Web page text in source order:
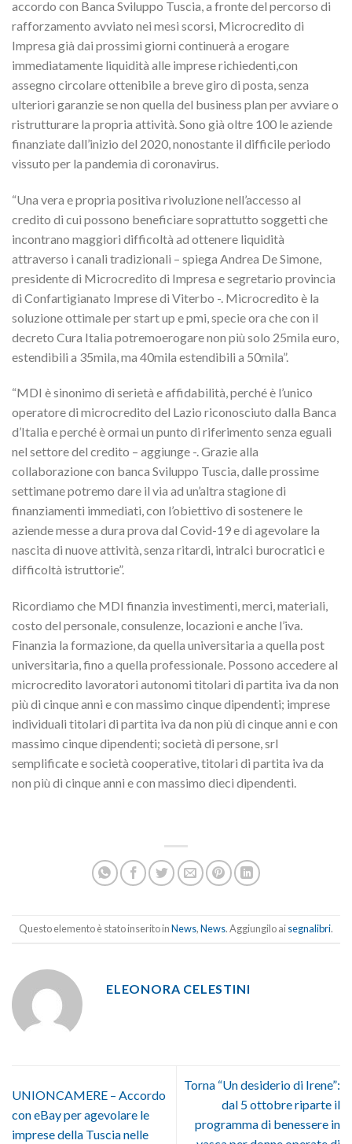
accordo con Banca Sviluppo Tuscia, a fronte del percorso di
rafforzamento avviato nei mesi scorsi, Microcredito di
Impresa già dai prossimi giorni continuerà a erogare
immediatamente liquidità alle imprese richiedenti,con
assegno circolare ottenibile a breve giro di posta, senza
ulteriori garanzie se non quella del business plan per avviare o
ristrutturare la propria attività. Sono già oltre 100 le aziende
finanziate dall’inizio del 2020, nonostante il difficile periodo
vissuto per la pandemia di coronavirus.
“Una vera e propria positiva rivoluzione nell’accesso al
credito di cui possono beneficiare soprattutto soggetti che
incontrano maggiori difficoltà ad ottenere liquidità
attraverso i canali tradizionali – spiega Andrea De Simone,
presidente di Microcredito di Impresa e segretario provincia
di Confartigianato Imprese di Viterbo -. Microcredito è la
soluzione ottimale per start up e pmi, specie ora che con il
decreto Cura Italia potremoerogare non più solo 25mila euro,
estendibili a 35mila, ma 40mila estendibili a 50mila”.
“MDI è sinonimo di serietà e affidabilità, perché è l’unico
operatore di microcredito del Lazio riconosciuto dalla Banca
d’Italia e perché è ormai un punto di riferimento senza eguali
nel settore del credito – aggiunge -. Grazie alla
collaborazione con banca Sviluppo Tuscia, dalle prossime
settimane potremo dare il via ad un’altra stagione di
finanziamenti immediati, con l’obiettivo di sostenere le
aziende messe a dura prova dal Covid-19 e di agevolare la
nascita di nuove attività, senza ritardi, intralci burocratici e
difficoltà istruttorie”.
Ricordiamo che MDI finanzia investimenti, merci, materiali,
costo del personale, consulenze, locazioni e anche l’iva.
Finanzia la formazione, da quella universitaria a quella post
universitaria, fino a quella professionale. Possono accedere al
microcredito lavoratori autonomi titolari di partita iva da non
più di cinque anni e con massimo cinque dipendenti; imprese
individuali titolari di partita iva da non più di cinque anni e con
massimo cinque dipendenti; società di persone, srl
semplificate e società cooperative, titolari di partita iva da
non più di cinque anni e con massimo dieci dipendenti.
Questo elemento è stato inserito inNews,News. Aggiungilo aisegnalibri.
ELEONORA CELESTINI
UNIONCAMERE – Accordo
con eBay per agevolare le
imprese della Tuscia nelle
Torna “Un desiderio di Irene”:
dal 5 ottobre riparte il
programma di benessere in